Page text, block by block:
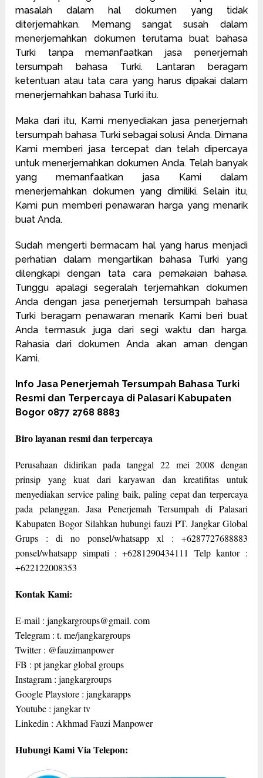
masalah dalam hal dokumen yang tidak
diterjemahkan. Memang sangat susah dalam
menerjemahkan dokumen terutama buat bahasa
Turki tanpa memanfaatkan jasa penerjemah
tersumpah bahasa Turki. Lantaran beragam
ketentuan atau tata cara yang harus dipakai dalam
menerjemahkan bahasa Turki itu.
Maka dari itu, Kami menyediakan jasa penerjemah
tersumpah bahasa Turki sebagai solusi Anda. Dimana
Kami memberi jasa tercepat dan telah dipercaya
untuk menerjemahkan dokumen Anda. Telah banyak
yang memanfaatkan jasa Kami dalam
menerjemahkan dokumen yang dimiliki. Selain itu,
Kami pun memberi penawaran harga yang menarik
buat Anda.
Sudah mengerti bermacam hal yang harus menjadi
perhatian dalam mengartikan bahasa Turki yang
dilengkapi dengan tata cara pemakaian bahasa.
Tunggu apalagi segeralah terjemahkan dokumen
Anda dengan jasa penerjemah tersumpah bahasa
Turki beragam penawaran menarik Kami beri buat
Anda termasuk juga dari segi waktu dan harga.
Rahasia dari dokumen Anda akan aman dengan
Kami.
Info Jasa Penerjemah Tersumpah Bahasa Turki
Resmi dan Terpercaya di Palasari Kabupaten
Bogor 0877 2768 8883
Biro layanan resmi dan terpercaya
Perusahaan didirikan pada tanggal 22 mei 2008 dengan
prinsip yang kuat dari karyawan dan kreatifitas untuk
menyediakan service paling baik, paling cepat dan terpercaya
pada pelanggan. Jasa Penerjemah Tersumpah di Palasari
Kabupaten Bogor Silahkan hubungi fauzi PT. Jangkar Global
Grups : di no ponsel/whatsapp xl : +6287727688883
ponsel/whatsapp simpati : +6281290434111 Telp kantor :
+622122008353
Kontak Kami:
E-mail : jangkargroups@gmail. com
Telegram : t. me/jangkargroups
Twitter : @fauzimanpower
FB : pt jangkar global groups
Instagram : jangkargroups
Google Playstore : jangkarapps
Youtube : jangkar tv
Linkedin : Akhmad Fauzi Manpower
Hubungi Kami Via Telepon: